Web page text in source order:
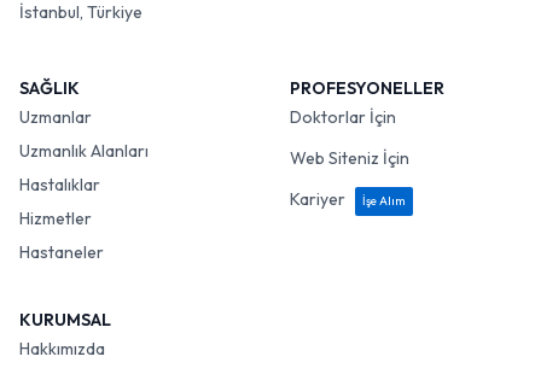
İstanbul, Türkiye
SAĞLIK
Uzmanlar
Uzmanlık Alanları
Hastalıklar
Hizmetler
Hastaneler
PROFESYONELLER
Doktorlar İçin
Web Siteniz İçin
Kariyer
İşe Alım
KURUMSAL
Hakkımızda